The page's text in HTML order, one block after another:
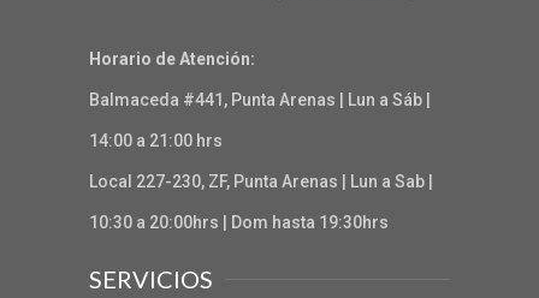
Horario de Atención:
Balmaceda #441, Punta Arenas | Lun a Sáb |
14:00 a 21:00 hrs
Local 227-230, ZF, Punta Arenas | Lun a Sab |
10:30 a 20:00hrs | Dom hasta 19:30hrs
SERVICIOS